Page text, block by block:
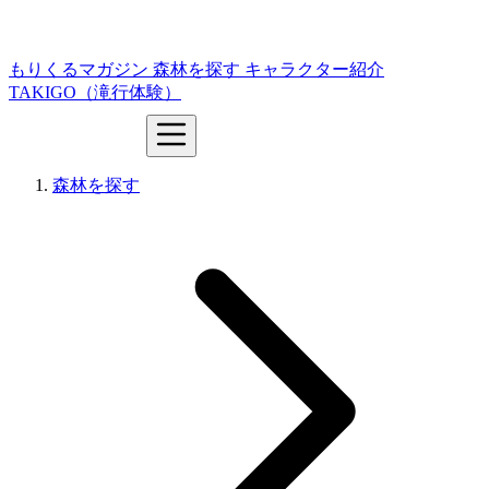
もりくるマガジン 森林を探す キャラクター紹介
TAKIGO（滝行体験）
森林を探す